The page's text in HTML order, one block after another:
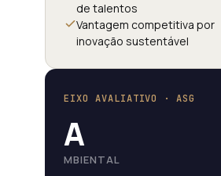
de talentos
Vantagem competitiva por
inovação sustentável
EIXO AVALIATIVO · ASG
A
MBIENTAL